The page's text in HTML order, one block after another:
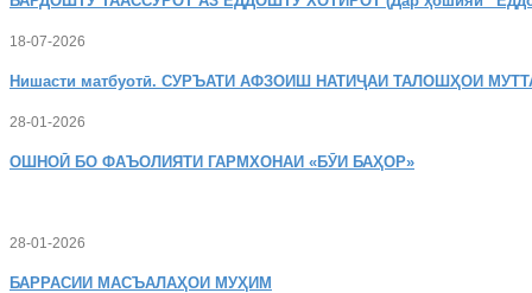
18-07-2026
Нишасти матбуотӣ. СУРЪАТИ АФЗОИШ НАТИҶАИ ТАЛОШҲОИ
28-01-2026
ОШНОӢ БО ФАЪОЛИЯТИ ГАРМХОНАИ «БӮИ БАҲОР»
28-01-2026
БАРРАСИИ МАСЪАЛАҲОИ МУҲИМ